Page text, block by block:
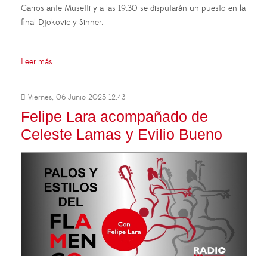
Garros ante Musetti y a las 19:30 se disputarán un puesto en la
final Djokovic y Sinner.
Leer más ...
Viernes, 06 Junio 2025 12:43
Felipe Lara acompañado de
Celeste Lamas y Evilio Bueno